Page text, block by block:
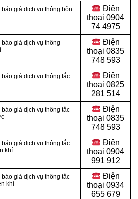
giá dịch vụ thông bồn
Điện
thoại 0904
74 4975
báo giá dịch vụ thông
Điện
thoại 0835
748 593
giá dịch vụ thông tắc
Điện
thoại 0825
281 514
giá dịch vụ thông tắc
Điện
thoại 0835
748 593
giá dịch vụ thông tắc
khí
Điện
thoại 0904
991 912
giá dịch vụ thông tắc
khí
Điện
thoại 0934
655 679